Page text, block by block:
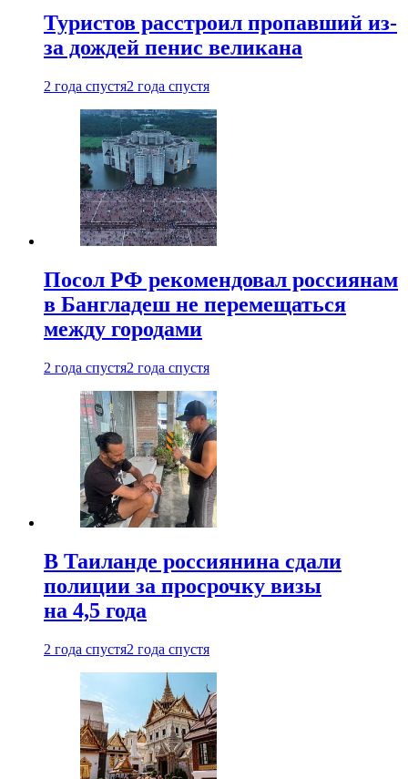
Туристов расстроил пропавший из-
за дождей пенис великана
2 года спустя2 года спустя
Посол РФ рекомендовал россиянам
в Бангладеш не перемещаться
между городами
2 года спустя2 года спустя
В Таиланде россиянина сдали
полиции за просрочку визы
на 4,5 года
2 года спустя2 года спустя